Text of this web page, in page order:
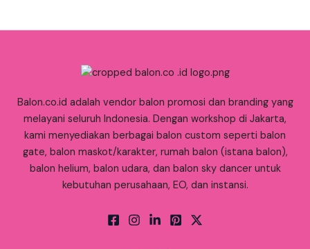
Balon.co.id adalah vendor balon promosi dan branding yang
melayani seluruh Indonesia. Dengan workshop di Jakarta,
kami menyediakan berbagai balon custom seperti balon
gate, balon maskot/karakter, rumah balon (istana balon),
balon helium, balon udara, dan balon sky dancer untuk
kebutuhan perusahaan, EO, dan instansi.